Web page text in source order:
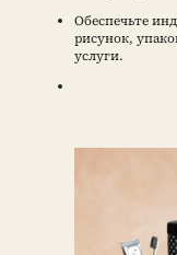
Обеспечьте
рисунок,
услуги.